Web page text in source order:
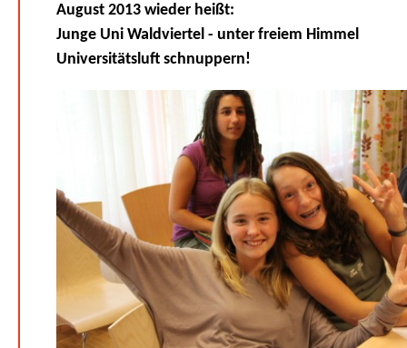
August 2013 wieder heißt:
Junge Uni Waldviertel - unter freiem Himmel
Universitätsluft schnuppern!